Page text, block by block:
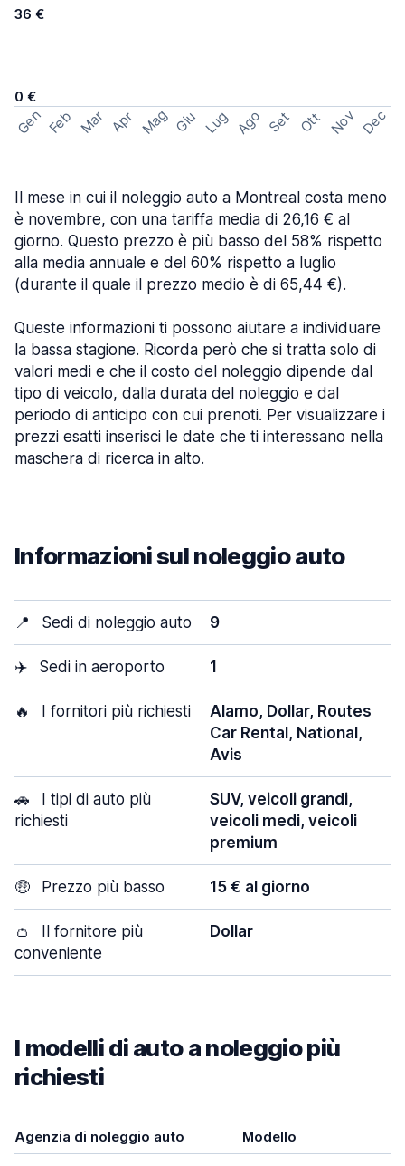
36 €
0 €
Gen Feb Mar Apr Mag Giu Lug Ago Set Ott Nov Dec
Il mese in cui il noleggio auto a Montreal costa meno
è novembre, con una tariffa media di 26,16 € al
giorno. Questo prezzo è più basso del 58% rispetto
alla media annuale e del 60% rispetto a luglio
(durante il quale il prezzo medio è di 65,44 €).
Queste informazioni ti possono aiutare a individuare
la bassa stagione. Ricorda però che si tratta solo di
valori medi e che il costo del noleggio dipende dal
tipo di veicolo, dalla durata del noleggio e dal
periodo di anticipo con cui prenoti. Per visualizzare i
prezzi esatti inserisci le date che ti interessano nella
maschera di ricerca in alto.
Informazioni sul noleggio auto
📍 Sedi di noleggio auto 9
✈️ Sedi in aeroporto 1
🔥 I fornitori più richiesti
Alamo, Dollar, Routes
Car Rental, National,
Avis
🚗
I tipi di auto più
richiesti
SUV, veicoli grandi,
veicoli medi, veicoli
premium
🤑 Prezzo più basso 15 € al giorno
👛
Il fornitore più
conveniente
Dollar
I modelli di auto a noleggio più
richiesti
Agenzia di noleggio auto Modello